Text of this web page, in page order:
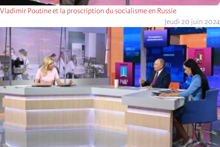
Vladimir Poutine et la proscription du socialisme en Russie
Jeudi 20 juin 2024